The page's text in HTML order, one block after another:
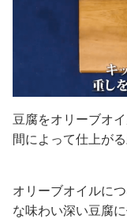
豆腐をオリーブオ
間によって仕上が
オリーブオイルに
な味わい深い豆腐